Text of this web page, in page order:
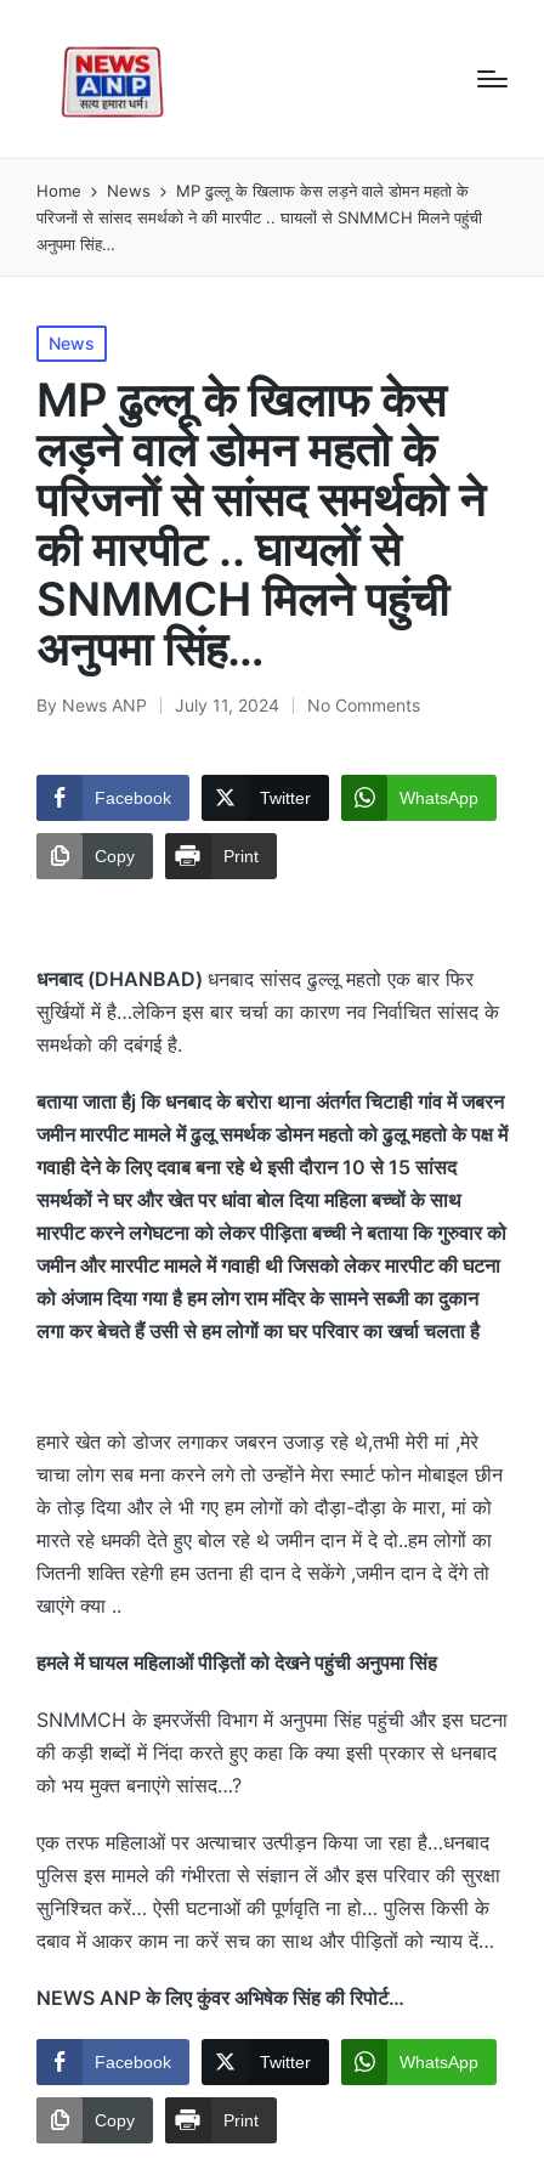
Home News
MP ढुल्लू के खिलाफ केस लड़ने वाले डोमन महतो के
परिजनों से सांसद समर्थको ने की मारपीट .. घायलों से SNMMCH मिलने पहुंची
अनुपमा सिंह…
Posted
in
News
MP ढुल्लू के खिलाफ केस
लड़ने वाले डोमन महतो के
परिजनों से सांसद समर्थको ने
की मारपीट .. घायलों से
SNMMCH मिलने पहुंची
अनुपमा सिंह…
Posted
By News ANP July 11, 2024 No Comments
Facebook Twitter WhatsApp
Copy Print
धनबाद (DHANBAD) धनबाद सांसद ढुल्लू महतो एक बार फिर
सुर्खियों में है…लेकिन इस बार चर्चा का कारण नव निर्वाचित सांसद के
समर्थको की दबंगई है.
बताया जाता हैj कि धनबाद के बरोरा थाना अंतर्गत चिटाही गांव में जबरन
जमीन मारपीट मामले में ढुलू समर्थक डोमन महतो को ढुलू महतो के पक्ष में
गवाही देने के लिए दवाब बना रहे थे इसी दौरान 10 से 15 सांसद
समर्थकों ने घर और खेत पर धांवा बोल दिया महिला बच्चों के साथ
मारपीट करने लगेघटना को लेकर पीड़िता बच्ची ने बताया कि गुरुवार को
जमीन और मारपीट मामले में गवाही थी जिसको लेकर मारपीट की घटना
को अंजाम दिया गया है हम लोग राम मंदिर के सामने सब्जी का दुकान
लगा कर बेचते हैं उसी से हम लोगों का घर परिवार का खर्चा चलता है
हमारे खेत को डोजर लगाकर जबरन उजाड़ रहे थे,तभी मेरी मां ,मेरे
चाचा लोग सब मना करने लगे तो उन्होंने मेरा स्मार्ट फोन मोबाइल छीन
के तोड़ दिया और ले भी गए हम लोगों को दौड़ा-दौड़ा के मारा, मां को
मारते रहे धमकी देते हुए बोल रहे थे जमीन दान में दे दो..हम लोगों का
जितनी शक्ति रहेगी हम उतना ही दान दे सकेंगे ,जमीन दान दे देंगे तो
खाएंगे क्या ..
हमले में घायल महिलाओं पीड़ितों को देखने पहुंची अनुपमा सिंह
SNMMCH के इमरजेंसी विभाग में अनुपमा सिंह पहुंची और इस घटना
की कड़ी शब्दों में निंदा करते हुए कहा कि क्या इसी प्रकार से धनबाद
को भय मुक्त बनाएंगे सांसद…?
एक तरफ महिलाओं पर अत्याचार उत्पीड़न किया जा रहा है…धनबाद
पुलिस इस मामले की गंभीरता से संज्ञान लें और इस परिवार की सुरक्षा
सुनिश्चित करें… ऐसी घटनाओं की पूर्णवृति ना हो… पुलिस किसी के
दबाव में आकर काम ना करें सच का साथ और पीड़ितों को न्याय दें…
NEWS ANP के लिए कुंवर अभिषेक सिंह की रिपोर्ट…
Facebook Twitter WhatsApp
Copy Print